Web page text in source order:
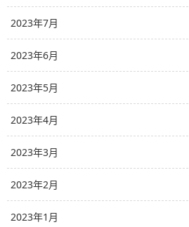
2023年7月
2023年6月
2023年5月
2023年4月
2023年3月
2023年2月
2023年1月